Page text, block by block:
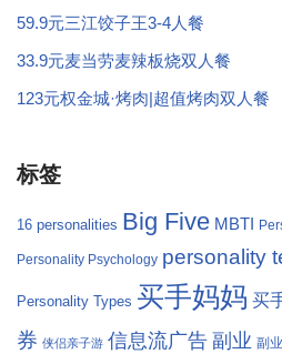
59.9元三江饺子王3-4人餐
33.9元麦当劳麦辣板烧双人餐
123元权金城·烤肉|超值烤肉双人餐
标签
16 personalities Big Five MBTI
Personality Psychology personality
Personality Types 买手妈妈 买
券 侠侣亲子游 信息流广告 副业 副